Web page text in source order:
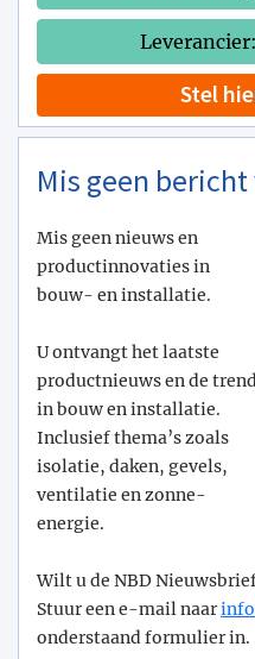
Stel
Mis geen
Mis geen nieuws en
productinnovaties in
bouw- en installatie.
U ontvangt het laatste
productnieuws en de
in bouw en installatie.
Inclusief thema’s zoals
isolatie, daken, gevels,
ventilatie en zonne-
energie.
Wilt u de NBD
Stuur een e-mail naar
onderstaand formulier in.